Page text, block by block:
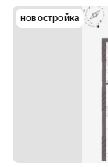
новостройка